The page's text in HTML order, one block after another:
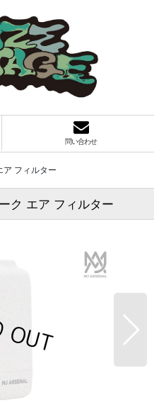
問い合わせ
ア フィルター
ク エア フィルター